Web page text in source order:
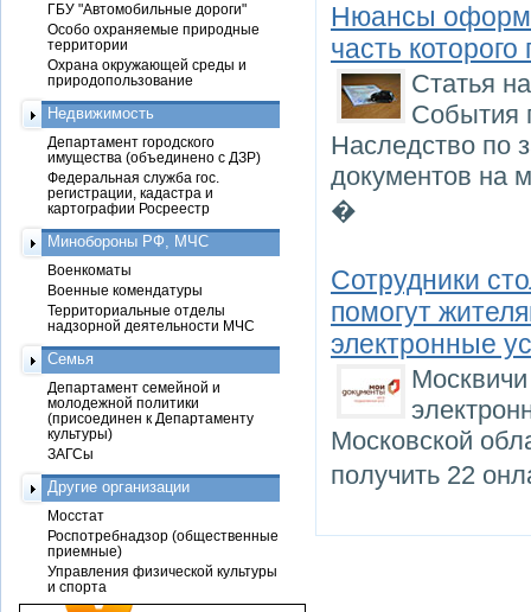
Нюансы
часть
Статья
События
Наследство по
документов на
�
Сотрудники
помогут
электронные
Московской
получить 22
ГБУ "Автомобильные дороги"
Особо охраняемые природные
территории
Охрана окружающей среды и
природопользование
Недвижимость
Департамент городского
имущества (объединено с ДЗР)
Федеральная служба гос.
регистрации, кадастра и
картографии Росреестр
Минобороны РФ, МЧС
Военкоматы
Военные комендатуры
Территориальные отделы
надзорной деятельности МЧС
Семья
Департамент семейной и
молодежной политики
(присоединен к Департаменту
культуры)
ЗАГСы
Другие организации
Мосстат
Роспотребнадзор (общественные
приемные)
Управления физической культуры
и спорта